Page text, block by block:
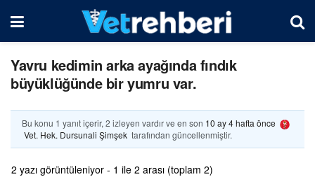
Yavru kedimin arka ayağında fındık
büyüklüğünde bir yumru var.
Bu konu 1 yanıt içerir, 2 izleyen vardır ve en son 10 ay 4 hafta önce
Vet. Hek. Dursunali Şimşek tarafından güncellenmiştir.
2 yazı görüntüleniyor - 1 ile 2 arası (toplam 2)